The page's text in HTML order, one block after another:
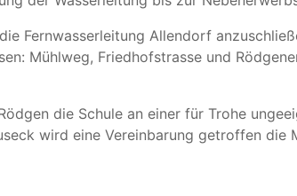
Fernwasserleitung Allendorf
Mühlweg, Friedhofstrasse und
die Schule an einer für Trohe
wird eine Vereinbarung getroffen die